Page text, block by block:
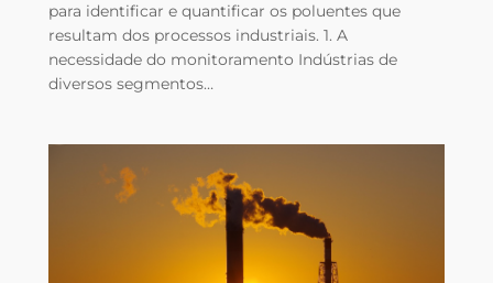
para identificar e quantificar os poluentes que
resultam dos processos industriais. 1. A
necessidade do monitoramento Indústrias de
diversos segmentos…